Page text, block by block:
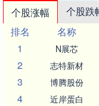
个股涨幅 个股跌
排名
名称
1
N展芯
2 志特新材
3 博腾股份
4 近岸蛋白